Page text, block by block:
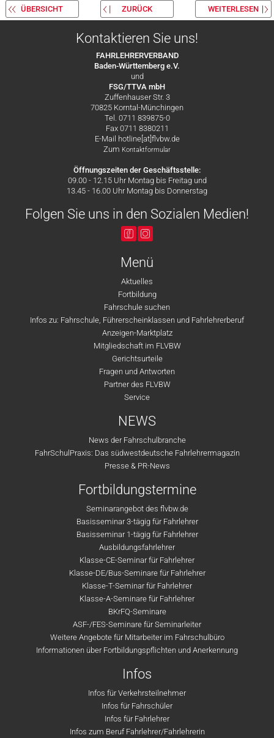
ÜBERSICHT ZURÜCK WEITERLESEN
Kontaktieren Sie uns!
FAHRLEHRERVERBAND
Baden-Württemberg e.V.
und
FSG/TTVA mbH
Zuffenhauser Str. 3
70825 Korntal-Münchingen
Tel. 0711 839875-0
Fax 0711 8380211
E-Mail hotline[at]flvbw.de
Zum Kontaktformular
Öffnungszeiten der Geschäftsstelle:
09.00 - 12.15 Uhr Montag bis Freitag und
13.45 - 16.00 Uhr Montag bis Donnerstag
Folgen Sie uns in den Sozialen Medien!
Menü
Aktuelles
Fortbildung
Fahrschule suchen
Infos zu: Fahrschule, Führerscheinklassen und Fahrlehrerberuf
Anzeigen-Marktplatz
Mitgliedschaft im FLVBW
Gerichtsurteile
Fragen und Antworten
Partner des FLVBW
Service
NEWS
News der Fahrschulbranche
FahrSchulPraxis: Das südwestdeutsche Fahrlehrermagazin
Presse & PR-News
Fortbildungstermine
Seminarangebot des flvbw.de
Basisseminar 3-tägig für Fahrlehrer
Basisseminar 1-tägig für Fahrlehrer
Ausbildungsfahrlehrer
Klasse-CE-Seminar für Fahrlehrer
Klasse-DE/Bus-Seminare für Fahrlehrer
Klasse-T-Seminar für Fahrlehrer
Klasse-A-Seminare für Fahrlehrer
BKrFQ-Seminare
ASF-/FES-Seminare für Seminarleiter
Weitere Angebote für Mitarbeiter im Fahrschulbüro
Informationen über Fortbildungspflichten und Anerkennung
Infos
Infos für Verkehrsteilnehmer
Infos für Fahrschüler
Infos für Fahrlehrer
Infos zum Beruf Fahrlehrer/Fahrlehrerin